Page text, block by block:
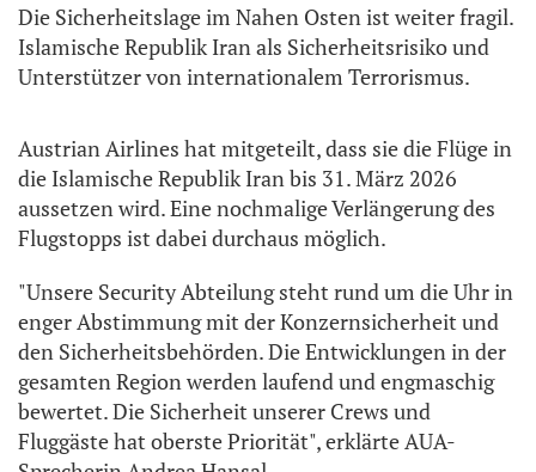
Die Sicherheitslage im Nahen Osten ist weiter fragil.
Islamische Republik Iran als Sicherheitsrisiko und
Unterstützer von internationalem Terrorismus.
Austrian Airlines hat mitgeteilt, dass sie die Flüge in
die Islamische Republik Iran bis 31. März 2026
aussetzen wird. Eine nochmalige Verlängerung des
Flugstopps ist dabei durchaus möglich.
"Unsere Security Abteilung steht rund um die Uhr in
enger Abstimmung mit der Konzernsicherheit und
den Sicherheitsbehörden. Die Entwicklungen in der
gesamten Region werden laufend und engmaschig
bewertet. Die Sicherheit unserer Crews und
Fluggäste hat oberste Priorität", erklärte AUA-